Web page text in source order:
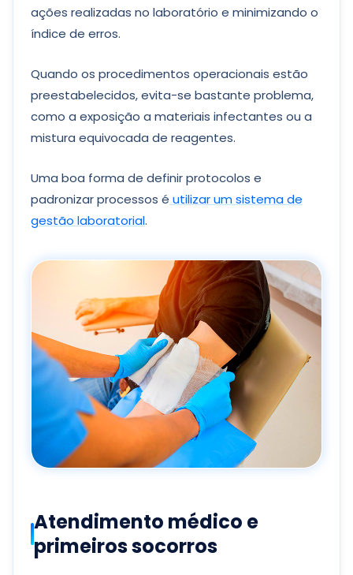
ações realizadas no laboratório e minimizando o
índice de erros.
Quando os procedimentos operacionais estão
preestabelecidos, evita-se bastante problema,
como a exposição a materiais infectantes ou a
mistura equivocada de reagentes.
Uma boa forma de definir protocolos e
padronizar processos é utilizar um sistema de
gestão laboratorial.
Atendimento médico e
primeiros socorros